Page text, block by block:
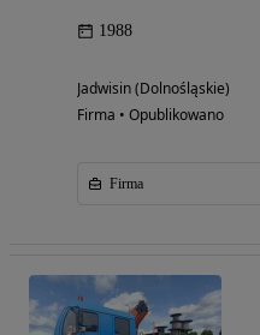
1988
Jadwisin (Dolnośląskie)
Firma • Opublikowano
Firma